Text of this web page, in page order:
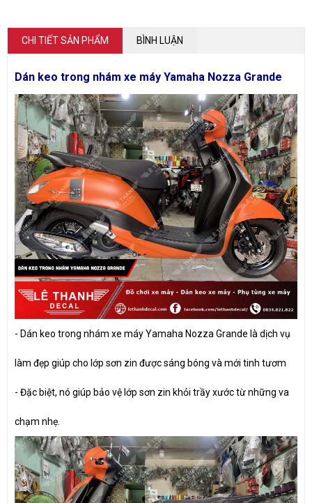
CHI TIẾT SẢN PHẨM BÌNH LUẬN
Dán keo trong nhám xe máy Yamaha Nozza Grande
- Dán keo trong nhám xe máy Yamaha Nozza Grande là dịch vụ
làm đẹp giúp cho lớp sơn zin được sáng bóng và mới tinh tươm
- Đặc biệt, nó giúp bảo vệ lớp sơn zin khỏi trầy xước từ những va
chạm nhẹ.